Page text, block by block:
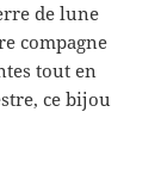
de lune
compagne
tout en
ce bijou